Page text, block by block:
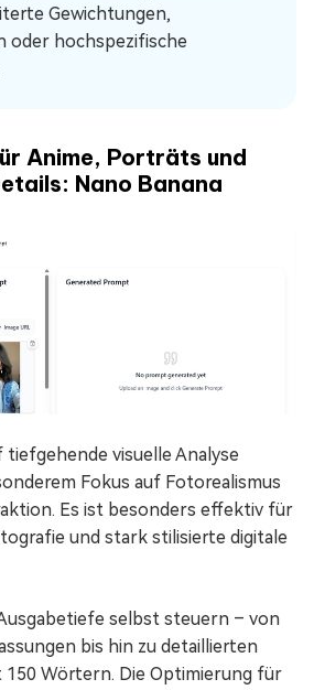
Gewichtungen,
oder hochspezifische
Anime, Porträts und
Nano Banana
tiefgehende visuelle Analyse
Fokus auf Fotorealismus
Es ist besonders effektiv für
und stark stilisierte digitale
selbst steuern – von
bis hin zu detaillierten
150 Wörtern. Die Optimierung für